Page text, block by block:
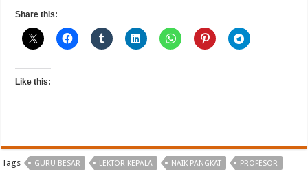
Share this:
Like this:
Tags GURU BESAR LEKTOR KEPALA NAIK PANGKAT PROFESOR